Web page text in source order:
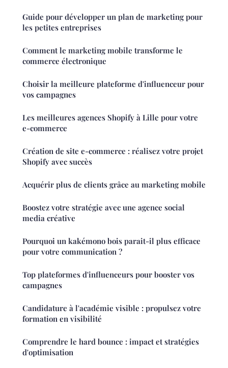
Guide pour développer un plan de marketing pour
les petites entreprises
Comment le marketing mobile transforme le
commerce électronique
Choisir la meilleure plateforme d'influenceur pour
vos campagnes
Les meilleures agences Shopify à Lille pour votre
e-commerce
Création de site e-commerce : réalisez votre projet
Shopify avec succès
Acquérir plus de clients grâce au marketing mobile
Boostez votre stratégie avec une agence social
media créative
Pourquoi un kakémono bois parait-il plus efficace
pour votre communication ?
Top plateformes d'influenceurs pour booster vos
campagnes
Candidature à l'académie visible : propulsez votre
formation en visibilité
Comprendre le hard bounce : impact et stratégies
d'optimisation